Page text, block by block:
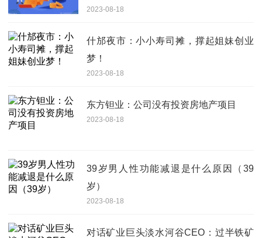
2023-08-18
什邡夜市：小小寿司摊，撑起姐妹创业
梦！
2023-08-18
东方钽业：公司没有投资房地产项目
2023-08-18
39岁男人性功能减退是什么原因（39
岁）
2023-08-18
对话矿业巨头淡水河谷CEO：过半铁矿